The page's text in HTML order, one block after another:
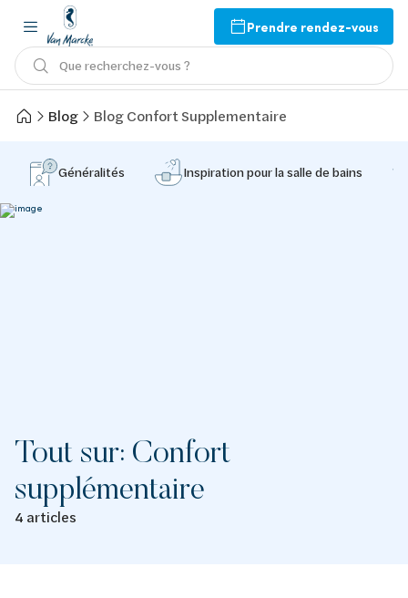
Prendre rendez-vous
Que recherchez-vous ?
Blog Blog Confort Supplementaire
Généralités Inspiration pour la salle de bains
Tout sur: Confort
supplémentaire
4 articles